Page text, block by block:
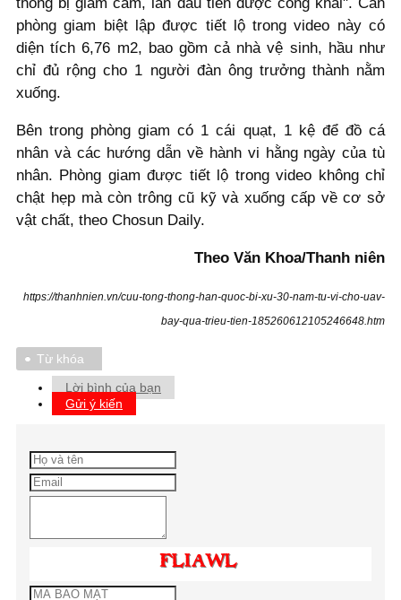
phòng giam biệt lập được tiết lộ trong video này có
diện tích 6,76 m2, bao gồm cả nhà vệ sinh, hầu như
chỉ đủ rộng cho 1 người đàn ông trưởng thành nằm
xuống.
Bên trong phòng giam có 1 cái quạt, 1 kệ để đồ cá
nhân và các hướng dẫn về hành vi hằng ngày của tù
nhân. Phòng giam được tiết lộ trong video không chỉ
chật hẹp mà còn trông cũ kỹ và xuống cấp về cơ sở
vật chất, theo Chosun Daily.
Theo Văn Khoa/Thanh niên
https://thanhnien.vn/cuu-tong-thong-han-quoc-bi-xu-30-nam-tu-vi-cho-uav-
bay-qua-trieu-tien-185260612105246648.htm
Từ khóa
Lời bình của bạn
Gửi ý kiến